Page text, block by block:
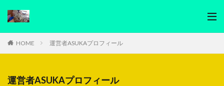
HOME 運営者ASUKAプロフィール
運営者ASUKAプロフィール